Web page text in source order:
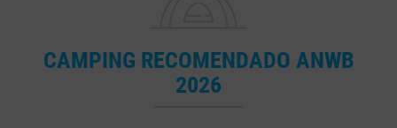
CAMPING RECOMENDADO ANWB
2026